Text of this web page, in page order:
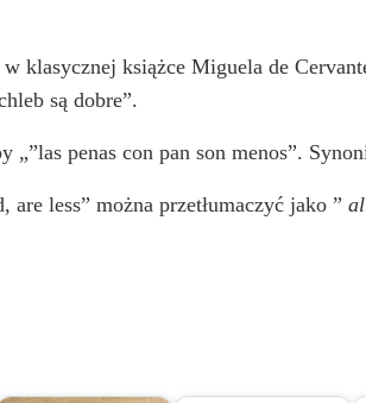
klasycznej książce Miguela de
są dobre”.
„”las penas con pan son menos”.
are less” można przetłumaczyć jako ”